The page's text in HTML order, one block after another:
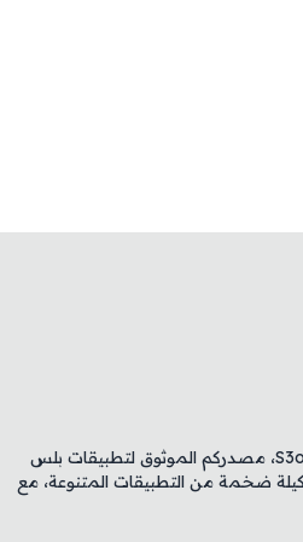
مرحبًا بكم في متجر S3otali، مصدركم الموثوق لتطبيقات بلس
ضخمة من التطبيقات المتنوعة، مع